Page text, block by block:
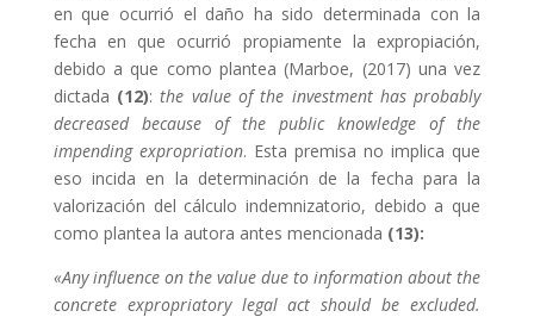
en que ocurrió el daño ha sido determinada con la
fecha en que ocurrió propiamente la expropiación,
debido a que como plantea (Marboe, (2017) una vez
dictada (12):the value of the investment has probably
decreased because of the public knowledge of the
impending expropriation. Esta premisa no implica que
eso incida en la determinación de la fecha para la
valorización del cálculo indemnizatorio, debido a que
como plantea la autora antes mencionada (13):
«Any influence on the value due to information about the
concrete expropriatory legal act should be excluded.